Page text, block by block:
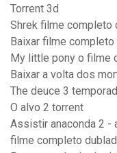
Torrent 3d
Shrek filme completo
Baixar filme
My little pony o filme
Baixar a volta dos
The deuce 3
O alvo 2 torrent
Assistir anaconda 2 -
filme completo